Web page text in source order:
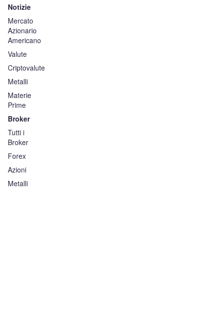
Notizie
Mercato
Azionario
Americano
Valute
Criptovalute
Metalli
Materie
Prime
Broker
Tutti i
Broker
Forex
Azioni
Metalli